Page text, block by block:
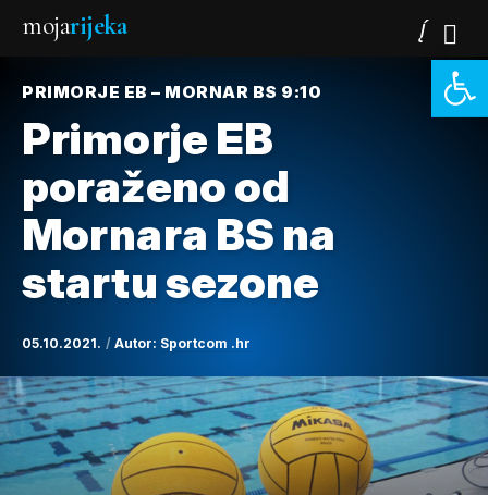
mojarijeka
PRIMORJE EB – MORNAR BS 9:10
Primorje EB
poraženo od
Mornara BS na
startu sezone
05.10.2021. Autor: Sportcom .hr